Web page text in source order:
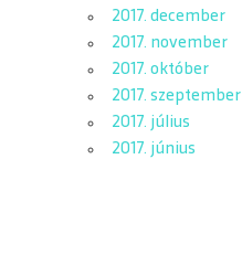
2017. december
2017. november
2017. október
2017. szeptember
2017. július
2017. június